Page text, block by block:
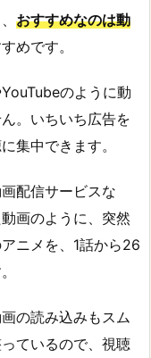
おすすめなのは動
めです。
のように動
。いちいち広告を
集中できます。
配信サービスな
画のように、突然
ニメを、1話から26
の読み込みもスム
ているので、視聴